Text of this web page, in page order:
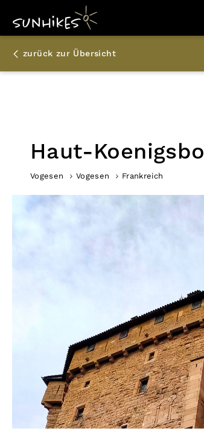
zurück zur Übersicht
Haut-
Vogesen Vogesen Frankreich